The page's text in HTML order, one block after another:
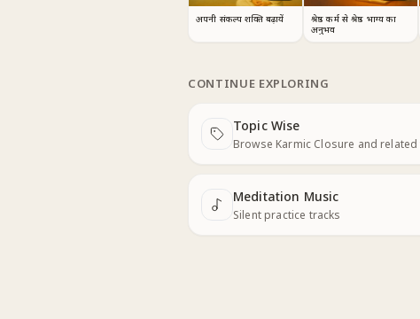
अपनी संकल्प शक्ति बढ़ायें
श्रेष्ठ कर्म से श्रेष्ठ भाग्य का
अनुभव
CONTINUE EXPLORING
Topic Wise
Browse Karmic Closure and related
Next
Meditation Music
Silent practice tracks
Next